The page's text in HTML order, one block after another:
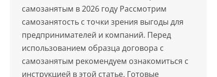
самозанятым в 2026 году Рассмотрим
самозанятость с точки зрения выгоды для
предпринимателей и компаний. Перед
использованием образца договора с
самозанятым рекомендуем ознакомиться с
инструкцией в этой статье. Готовые